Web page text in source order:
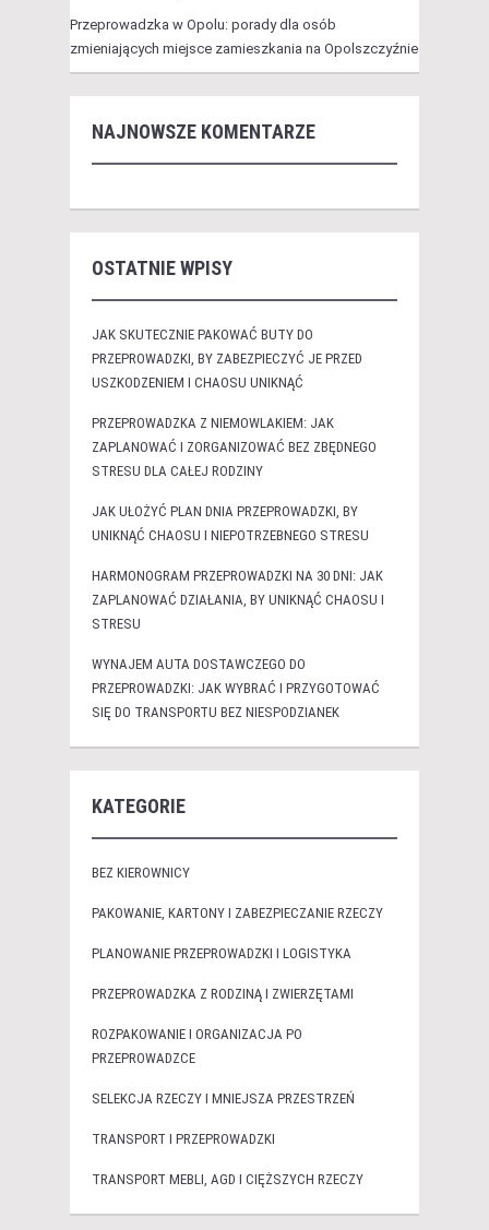
Przeprowadzka w Opolu: porady dla osób
zmieniających miejsce zamieszkania na Opolszczyźnie
NAJNOWSZE KOMENTARZE
OSTATNIE WPISY
JAK SKUTECZNIE PAKOWAĆ BUTY DO
PRZEPROWADZKI, BY ZABEZPIECZYĆ JE PRZED
USZKODZENIEM I CHAOSU UNIKNĄĆ
PRZEPROWADZKA Z NIEMOWLAKIEM: JAK
ZAPLANOWAĆ I ZORGANIZOWAĆ BEZ ZBĘDNEGO
STRESU DLA CAŁEJ RODZINY
JAK UŁOŻYĆ PLAN DNIA PRZEPROWADZKI, BY
UNIKNĄĆ CHAOSU I NIEPOTRZEBNEGO STRESU
HARMONOGRAM PRZEPROWADZKI NA 30 DNI: JAK
ZAPLANOWAĆ DZIAŁANIA, BY UNIKNĄĆ CHAOSU I
STRESU
WYNAJEM AUTA DOSTAWCZEGO DO
PRZEPROWADZKI: JAK WYBRAĆ I PRZYGOTOWAĆ
SIĘ DO TRANSPORTU BEZ NIESPODZIANEK
KATEGORIE
BEZ KIEROWNICY
PAKOWANIE, KARTONY I ZABEZPIECZANIE RZECZY
PLANOWANIE PRZEPROWADZKI I LOGISTYKA
PRZEPROWADZKA Z RODZINĄ I ZWIERZĘTAMI
ROZPAKOWANIE I ORGANIZACJA PO
PRZEPROWADZCE
SELEKCJA RZECZY I MNIEJSZA PRZESTRZEŃ
TRANSPORT I PRZEPROWADZKI
TRANSPORT MEBLI, AGD I CIĘŻSZYCH RZECZY